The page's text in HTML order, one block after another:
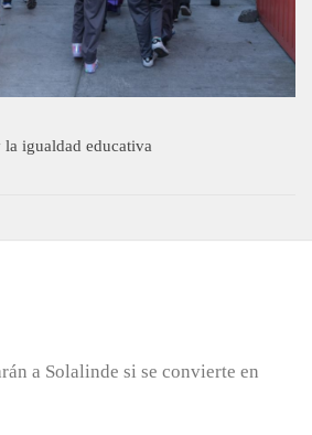
igualdad educativa
a Solalinde si se convierte en